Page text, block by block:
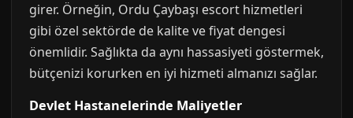
girer. Örneğin, Ordu Çaybaşı escort hizmetleri
gibi özel sektörde de kalite ve fiyat dengesi
önemlidir. Sağlıkta da aynı hassasiyeti göstermek,
bütçenizi korurken en iyi hizmeti almanızı sağlar.
Devlet Hastanelerinde Maliyetler